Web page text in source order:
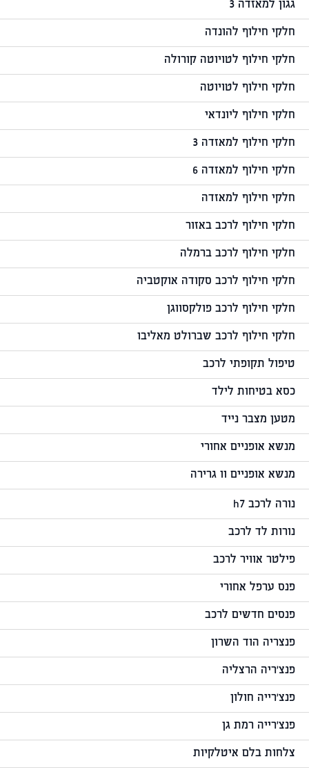
גגון למאזדה 3
חלקי חילוף להונדה
חלקי חילוף לטויוטה קורולה
חלקי חילוף לטויוטה
חלקי חילוף ליונדאי
חלקי חילוף למאזדה 3
חלקי חילוף למאזדה 6
חלקי חילוף למאזדה
חלקי חילוף לרכב באזור
חלקי חילוף לרכב ברמלה
חלקי חילוף לרכב סקודה אוקטביה
חלקי חילוף לרכב פולקסווגן
חלקי חילוף לרכב שברולט מאליבו
טיפול תקופתי לרכב
כסא בטיחות לילד
מטען מצבר נייד
מנשא אופניים אחורי
מנשא אופניים וו גרירה
נורה לרכב h7
נורות לד לרכב
פילטר אוויר לרכב
פנס ערפל אחורי
פנסים חדשים לרכב
פנצריה הוד השרון
פנצ'ריה הרצליה
פנצ'רייה חולון
פנצ'רייה רמת גן
צלחות בלם איטלקיות